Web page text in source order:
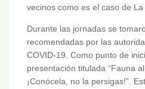
vecinos como es el caso de
Durante las jornadas se
recomendadas por las
COVID-19. Como punto de
presentación titulada “Fauna
¡Conócela, no la persigas!”.